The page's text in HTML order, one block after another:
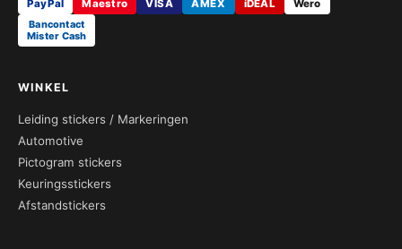
PayPal Maestro VISA AMEX iDEAL
Wero
Bancontact
Mister Cash
WINKEL
Leiding stickers / Markeringen
Automotive
Pictogram stickers
Keuringsstickers
Afstandstickers